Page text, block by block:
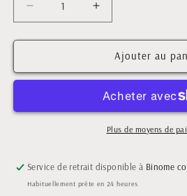
Réduire
la
quantité
Mug
400
orange
Augmenter
la
quantité
Mug
intégré
400
ml
orange
Ajouter au
Plus de moyens de
Service de retrait disponible à Binome
Habituellement prête en 24 heures